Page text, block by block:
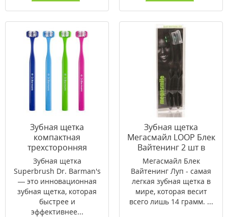
Зубная щетка
компактная
трехсторонняя
Superbrush Dr.
Barman's
Зубная щетка
Superbrush Dr. Barman's
— это инновационная
зубная щетка, которая
быстрее и
эффективнее...
Зубная щетка
Мегасмайл LOOP Блек
Вайтенинг 2 шт в
упаковке
Мегасмайл Блек
Вайтенинг Луп - самая
легкая зубная щетка в
мире, которая весит
всего лишь 14 грамм. ...